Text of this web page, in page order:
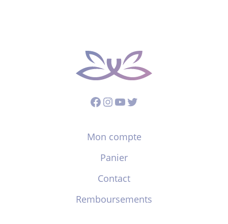
Facebook
Instagram
YouTube
Twitter
Mon compte
Panier
Contact
Remboursements